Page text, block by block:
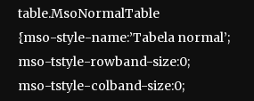
table.MsoNormalTable
{mso-style-name:’Tabela normal’;
mso-tstyle-rowband-size:0;
mso-tstyle-colband-size:0;